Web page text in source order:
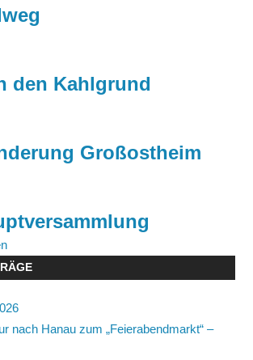
den Kahlgrund
Großostheim
nach Hanau zum „Feierabendmarkt“ –